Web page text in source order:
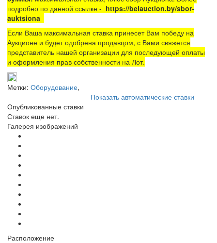
подробно по данной ссылке - https://belauction.by/sbor-
auktsiona
Если Ваша максимальная ставка принесет Вам победу на
Аукционе и будет одобрена продавцом, с Вами свяжется
представитель нашей организации для последующей оплаты
и оформления прав собственности на Лот.
Метки: Оборудование,
Показать автоматические ставки
Опубликованные ставки
Ставок еще нет.
Галерея изображений
Расположение